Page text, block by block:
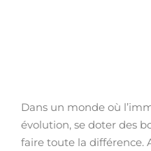
Dans un monde où
évolution, se doter des
faire toute la différence.